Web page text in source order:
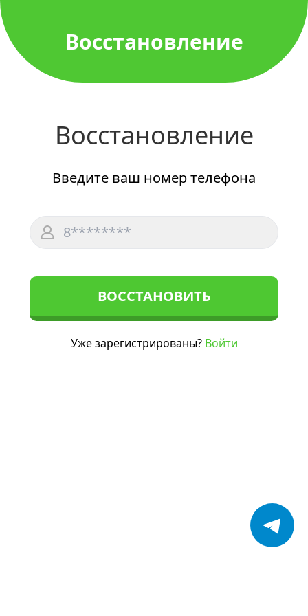
Восстановление
Восстановление
Введите ваш номер телефона
Уже зарегистрированы? Войти